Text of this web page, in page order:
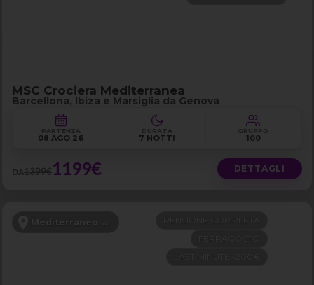
MSC Crociera Mediterranea
Barcellona, Ibiza e Marsiglia da Genova
PARTENZA
08 AGO 26
DURATA
7 NOTTI
GRUPPO
100
DA1399€1199€ DETTAGLI
Mediterraneo Orientale